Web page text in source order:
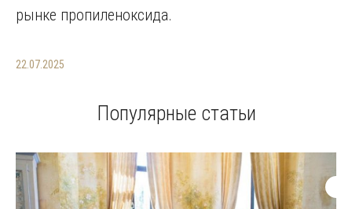
рынке пропиленоксида.
22.07.2025
Популярные статьи